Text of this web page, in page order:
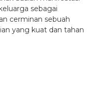
sebagai
cerminan sebuah
yang kuat dan tahan